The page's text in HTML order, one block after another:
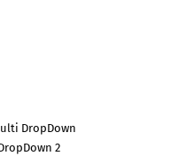
DropDown
2